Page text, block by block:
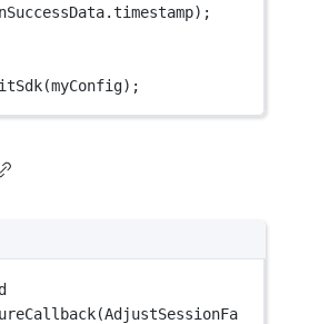
(myConfig);
(AdjustSessionFa